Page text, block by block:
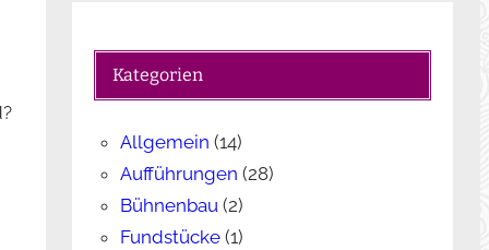
n
Kategorien
Allgemein (14)
Aufführungen (28)
Bühnenbau (2)
Fundstücke (1)